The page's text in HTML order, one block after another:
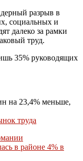
разрыв в
социальных и
далеко за рамки
труд.
35% руководящих
на 23,4% меньше,
труда
в районе 4% в